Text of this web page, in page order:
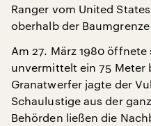
Ranger vom United
oberhalb der
Am 27. März 1980
unvermittelt ein 75 Meter
Granatwerfer jagte der
Schaulustige aus der
Behörden ließen die